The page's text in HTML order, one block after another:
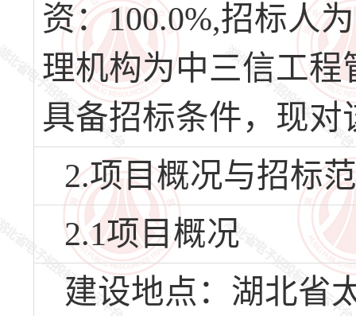
资：100.0%,招标人
理机构为中三信工
具备招标条件，现
2.项目概况与招标
2.1项目概况
建设地点：湖北省